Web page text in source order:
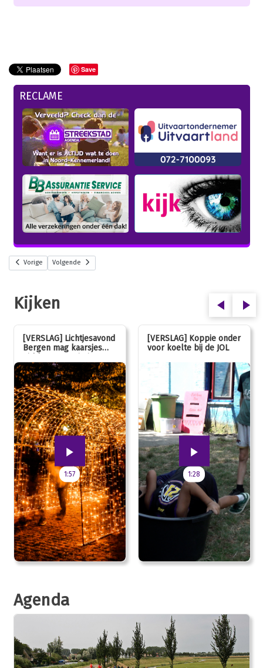
Save
RECLAME
Vorige Volgende
Kijken
[VERSLAG] Lichtjesavond
Bergen mag kaarsjes
jubileum!
1:57
[VERSLAG] Koppie onder
voor koelte bij de JOL
1:28
Agenda